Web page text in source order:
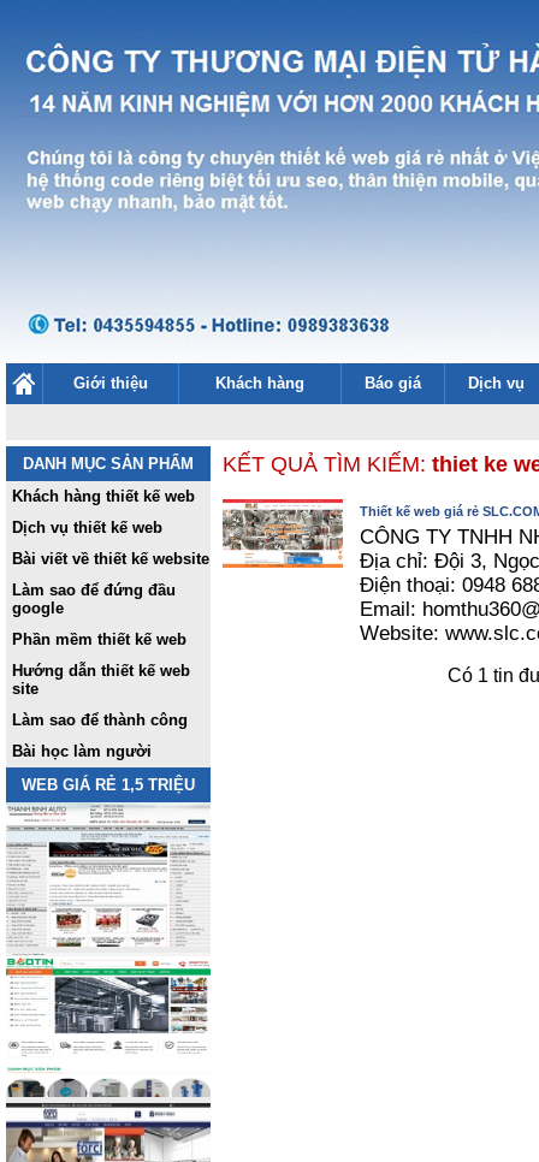
Giới thiệu Khách hàng Báo giá Dịch vụ
DANH MỤC SẢN PHẨM
Khách hàng thiết kế web
Dịch vụ thiết kế web
Bài viết về thiết kế website
Làm sao để đứng đầu
google
Phần mềm thiết kế web
Hướng dẫn thiết kế web
site
Làm sao để thành công
Bài học làm người
WEB GIÁ RẺ 1,5 TRIỆU
KẾT QUẢ TÌM KIẾM: thiet ke
Thiết kế web giá rẻ
CÔNG TY TNHH
Địa chỉ: Đội 3,
Điện thoại: 0948
Email:
Website:
Có 1 tin